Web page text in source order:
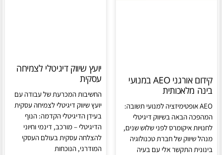
קידום אורגני AEO במנועי
בינה מלאכותית
AEO אופטימיזציה למנועי תשובה:
המהפכה הבאה בשיווק דיגיטלי
לחנויות איקומרס לפני שלוש שנים,
מנהל שיווק של חברת טכנולוגיה
בינונית התקשר אלי עם בעיה
יועץ שיווק דיגיטלי לצמיחה
עסקית
החשיבות המכרעת של עבודה עם
יועץ שיווק דיגיטלי לצמיחה עסקית
בעידן הדיגיטלי הקדמה: הנוף
הדיגיטלי – מורכב, דינמי וחיוני
להצלחה עסקית בעולם העסקי
המודרני, הנוכחות